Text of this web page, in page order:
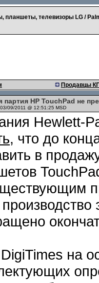
планшеты, телевизоры LG /
Продавцы
партия HP TouchPad не
09/2011 @ 12:51:25 MSD
Hewlett-
, что до
в
на